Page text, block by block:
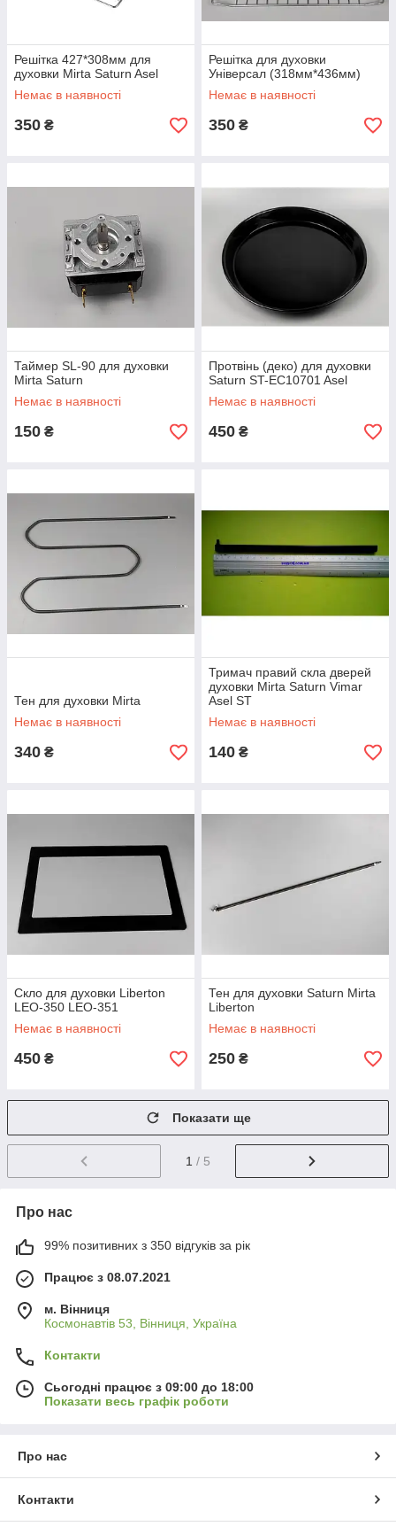
Решітка 427*308мм для
духовки Mirta Saturn Asel
Немає в наявності
350 ₴
Решітка для духовки
Універсал (318мм*436мм)
Немає в наявності
350 ₴
Таймер SL-90 для духовки
Mirta Saturn
Немає в наявності
150 ₴
Протвінь (деко) для духовки
Saturn ST-EC10701 Asel
Немає в наявності
450 ₴
Тен для духовки Mirta
Немає в наявності
340 ₴
Тримач правий скла дверей
духовки Mirta Saturn Vimar
Asel ST
Немає в наявності
140 ₴
Скло для духовки Liberton
LEO-350 LEO-351
Немає в наявності
450 ₴
Тен для духовки Saturn Mirta
Liberton
Немає в наявності
250 ₴
Показати ще
1 / 5
Про нас
99% позитивних з 350 відгуків за рік
Працює з 08.07.2021
м. Вінниця
Космонавтів 53, Вінниця, Україна
Контакти
Сьогодні працює з 09:00 до 18:00
Показати весь графік роботи
Про нас
Контакти